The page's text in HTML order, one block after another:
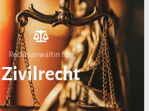
Rechtsanwältin für:
Zivilrecht